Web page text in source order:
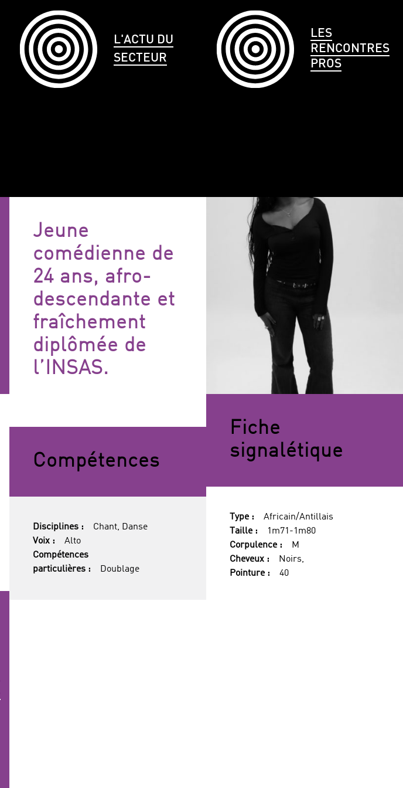
L'ACTU DU
SECTEUR
LES
RENCONTRES
PROS
PARLÉES
CHEVEUX TAILLE
Jeune
comédienne de
24 ans, afro-
descendante et
fraîchement
diplômée de
l’INSAS.
Fiche
signalétique
Type :
Africain/Antillais
Taille :
1m71-1m80
Corpulence :
M
Cheveux :
Noirs,
Pointure :
40
Compétences
Disciplines :
Chant, Danse
Voix :
Alto
Compétences
particulières :
Doublage